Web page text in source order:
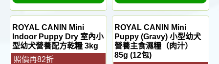
ROYAL CANIN Mini
Indoor Puppy Dry 室內小
型幼犬營養配方乾糧 3kg
照價再82折
ROYAL CANIN Mini
Puppy (Gravy) 小型幼犬
營養主食濕糧（肉汁）
85g (12包)